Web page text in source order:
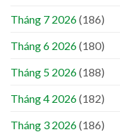
Tháng 7 2026(186)
Tháng 6 2026(180)
Tháng 5 2026(188)
Tháng 4 2026(182)
Tháng 3 2026(186)